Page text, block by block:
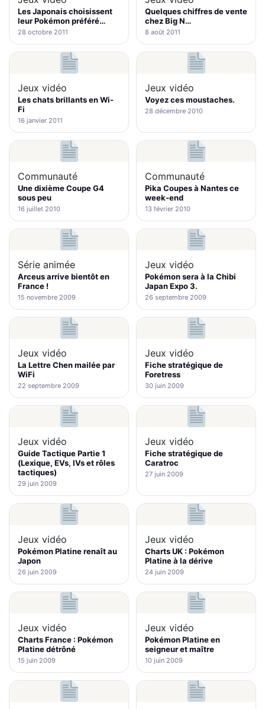
Les Japonais choisissent
leur Pokémon préféré…
28 octobre 2011
Quelques chiffres de vente
chez Big N…
8 août 2011
Jeux vidéo
Les chats brillants en Wi-
Fi
16 janvier 2011
Jeux vidéo
Voyez ces moustaches.
28 décembre 2010
Communauté
Une dixième Coupe G4
sous peu
16 juillet 2010
Communauté
Pika Coupes à Nantes ce
week-end
13 février 2010
Série animée
Arceus arrive bientôt en
France !
15 novembre 2009
Jeux vidéo
Pokémon sera à la Chibi
Japan Expo 3.
26 septembre 2009
Jeux vidéo
La Lettre Chen mailée par
WiFi
22 septembre 2009
Jeux vidéo
Fiche stratégique de
Foretress
30 juin 2009
Jeux vidéo
Guide Tactique Partie 1
(Lexique, EVs, IVs et rôles
tactiques)
29 juin 2009
Jeux vidéo
Fiche stratégique de
Caratroc
27 juin 2009
Jeux vidéo
Pokémon Platine renaît au
Japon
26 juin 2009
Jeux vidéo
Charts UK : Pokémon
Platine à la dérive
24 juin 2009
Jeux vidéo
Charts France : Pokémon
Platine détrôné
15 juin 2009
Jeux vidéo
Pokémon Platine en
seigneur et maître
10 juin 2009